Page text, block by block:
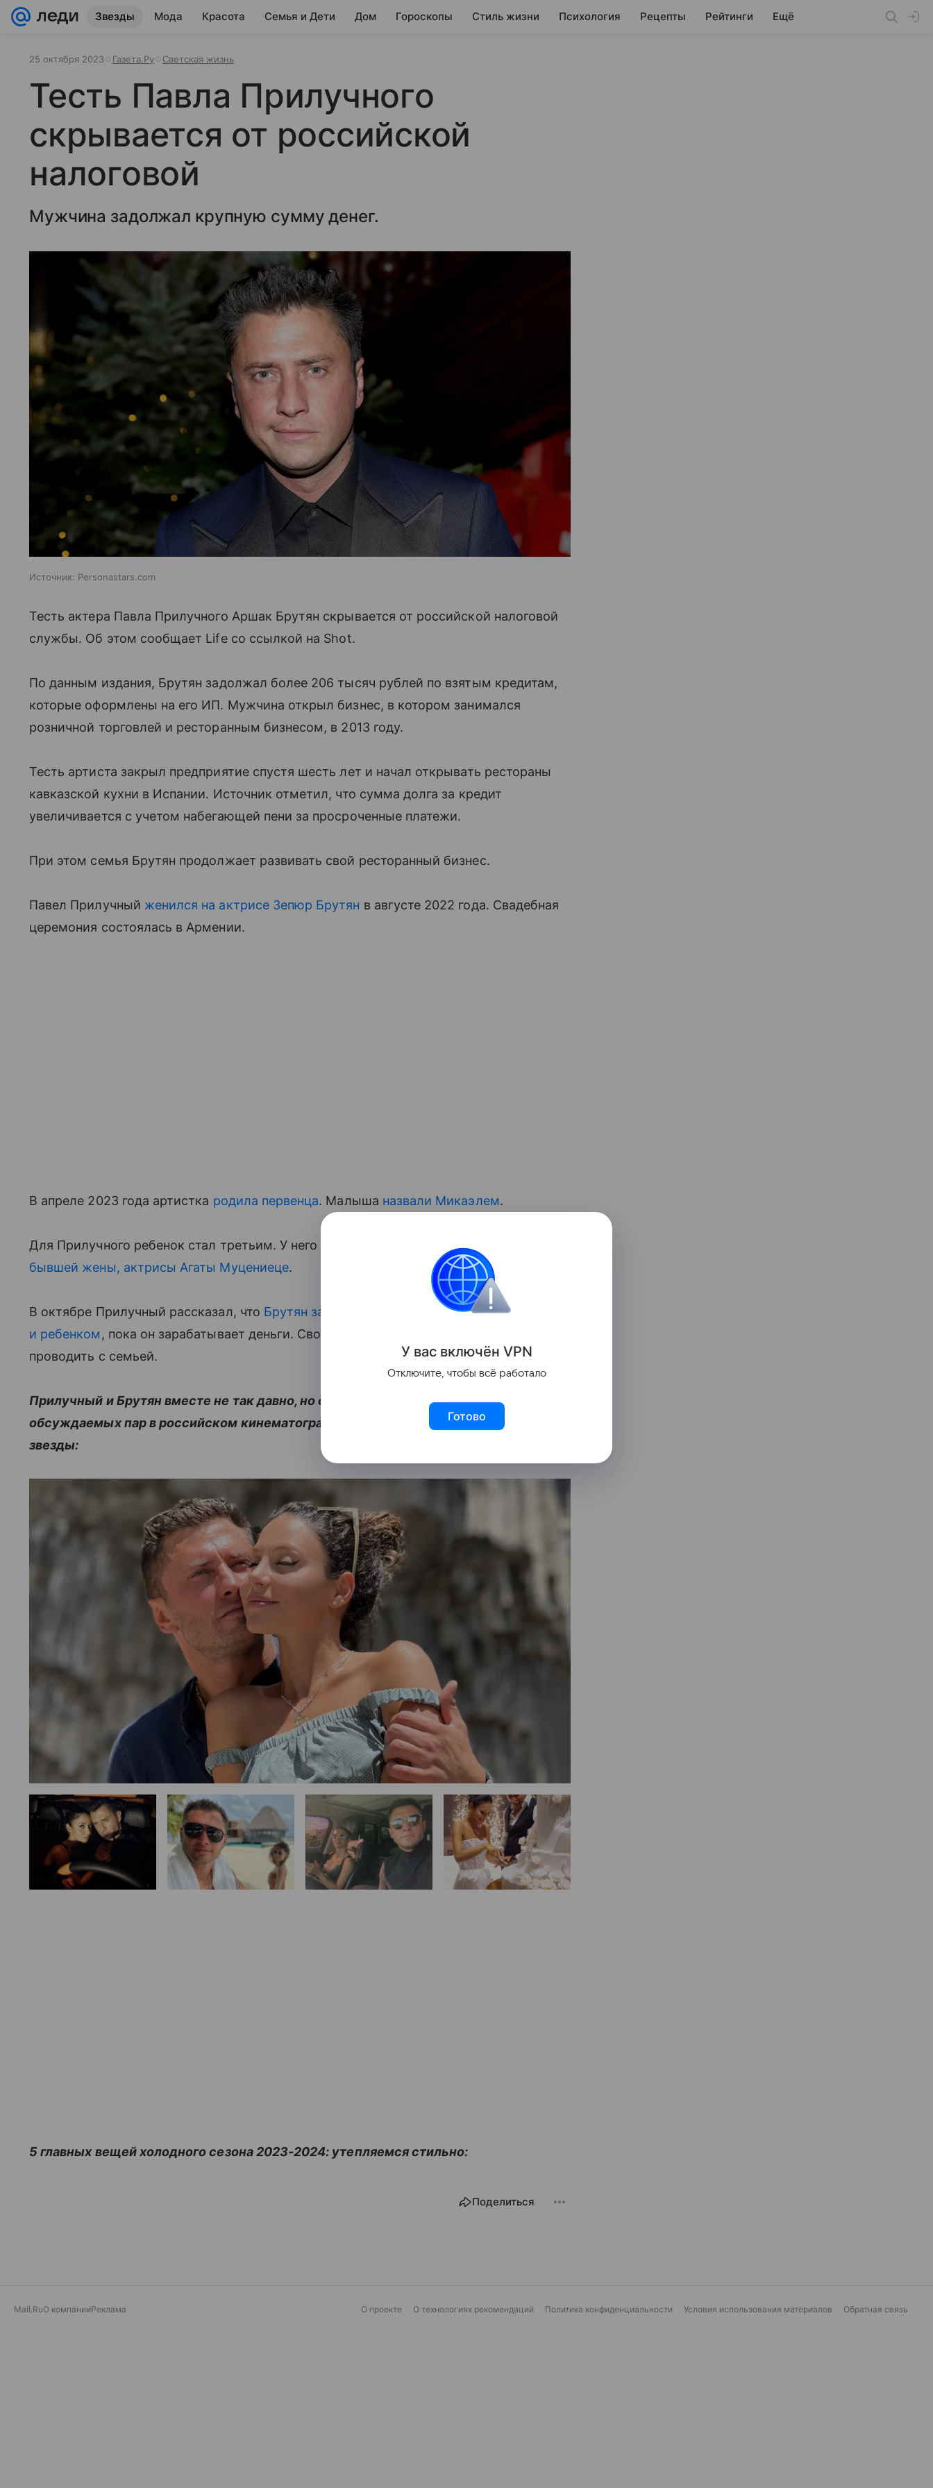
Звезды Мода Красота Семья и Дети Дом Гороскопы Стиль жизни Психология Рецепты Рейтинги Ещё
25 октября 2023 Газета.Ру Светская жизнь
Тесть Павла Прилучного
скрывается от российской
налоговой
Мужчина задолжал крупную сумму денег.
Источник: Personastars.com
Тесть актера Павла Прилучного Аршак Брутян скрывается от российской налоговой
службы. Об этом сообщает Life со ссылкой на Shot.
По данным издания, Брутян задолжал более 206 тысяч рублей по взятым кредитам,
которые оформлены на его ИП. Мужчина открыл бизнес, в котором занимался
розничной торговлей и ресторанным бизнесом, в 2013 году.
Тесть артиста закрыл предприятие спустя шесть лет и начал открывать рестораны
кавказской кухни в Испании. Источник отметил, что сумма долга за кредит
увеличивается с учетом набегающей пени за просроченные платежи.
При этом семья Брутян продолжает развивать свой ресторанный бизнес.
Павел Прилучный женился на актрисе Зепюр Брутян в августе 2022 года. Свадебная
церемония состоялась в Армении.
В апреле 2023 года артистка родила первенца. Малыша назвали Микаэлем.
Для Прилучного ребенок стал третьим. У него также исын Тимофей
бывшей жены, актрисы Агаты Муцениеце.
В октябре Прилучный рассказал, что Брутян занимается домашними обязанностями
и ребенком , пока он зарабатывает деньги. Свободное время актер старается
проводить с семьей.
Прилучный и Брутян вместе не так давно, но они уже успели стать одной из самых
обсуждаемых пар в российском кинематографе. Смотрите в галерее, как выглядят
звезды:
5 главных вещей холодного сезона 2023-2024: утепляемся стильно:
Поделиться
Mail.RuО компанииРеклама О проекте О технологиях рекомендаций Политика конфиденциальности Условия использования материалов Обратная связь
У вас включён VPN
Отключите, чтобы всё работало
Готово